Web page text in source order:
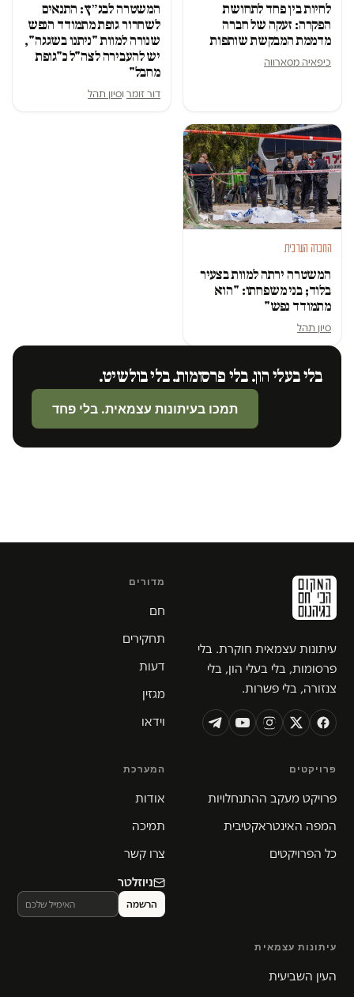
לחיות בין פחד לתחושת
הפקרה: זעקה של חברה
מדממת המבקשת שותפות
כיפאיה מסארווה
המשטרה לבג״ץ: התנאים
לשחרור גופת מתמודד הנפש
שנורה למוות "ניתנו בשגגה",
יש להעבירה לצה"ל כ"גופת
מחבל"
דור זומר וסיון תהל
החברה הערבית
המשטרה ירתה למוות בצעיר
בלוד; בני משפחתו: "הוא
מתמודד נפש"
סיון תהל
בלי בעלי הון. בלי פרסומות. בלי בולשיט.
תמכו בעיתונות עצמאית. בלי פחד
עיתונות עצמאית חוקרת. בלי
פרסומות, בלי בעלי הון, בלי
צנזורה, בלי פשרות.
מדורים
חם
תחקירים
דעות
מגזין
וידאו
פרויקטים
פרויקט מעקב ההתנחלויות
המפה האינטראקטיבית
כל הפרויקטים
המערכת
אודות
תמיכה
צרו קשר
ניוזלטר
עיתונות עצמאית
העין השביעית